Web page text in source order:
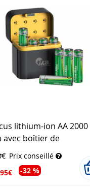
lithium-ion AA 2000
avec boîtier de
TKA
Prix conseillé
-32 %